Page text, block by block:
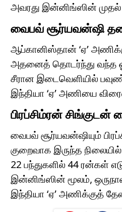
அவரது இன்னிங்ஸின் முதல்
வைபவ் சூர்யவன்ஷி
ஆப்கானிஸ்தான் ‘ஏ’
அதனைத் தொடர்ந்து வந்த
சீரான இடைவெளியில்
இந்தியா ‘ஏ’ அணியை
பிரப்சிம்ரன்
வைபவ் சூர்யவன்ஷியும்
குறைவாக இருந்த
22 பந்துகளில் 44 ரன்கள்
இன்னிங்ஸின் மூலம்,
இந்தியா ‘ஏ’ அணிக்குத்